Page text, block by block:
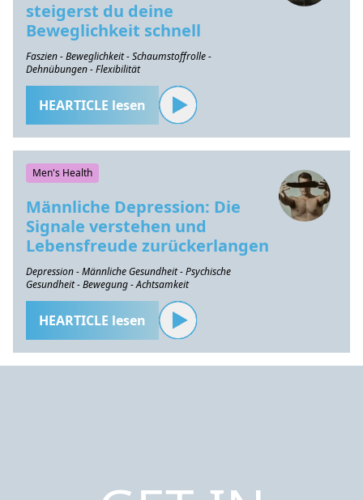
steigerst du deine
Beweglichkeit schnell
Faszien - Beweglichkeit - Schaumstoffrolle -
Dehnübungen - Flexibilität
HEARTICLE lesen
Men's Health
Männliche Depression: Die
Signale verstehen und
Lebensfreude zurückerlangen
Depression - Männliche Gesundheit - Psychische
Gesundheit - Bewegung - Achtsamkeit
HEARTICLE lesen